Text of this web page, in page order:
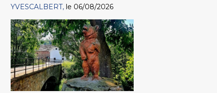
YVESCALBERT le 06/08/2026